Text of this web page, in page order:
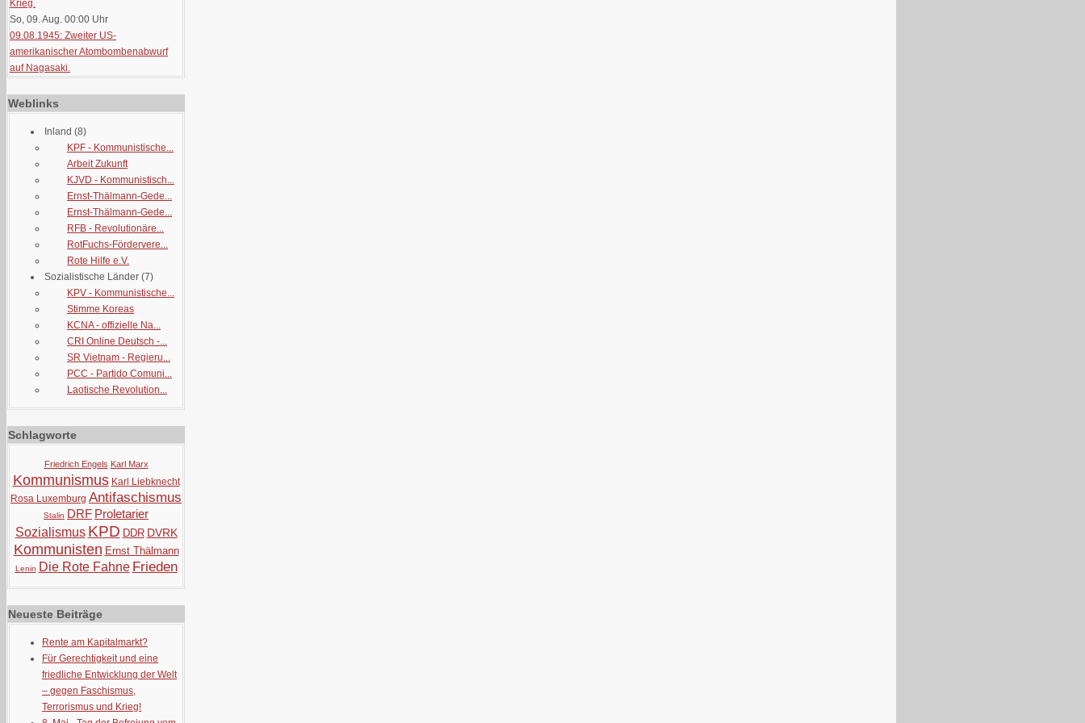
Krieg.
So, 09. Aug. 00:00 Uhr
09.08.1945: Zweiter US-
amerikanischer Atombombenabwurf
auf Nagasaki.
Weblinks
Inland (8)
KPF - Kommunistische...
Arbeit Zukunft
KJVD - Kommunistisch...
Ernst-Thälmann-Gede...
Ernst-Thälmann-Gede...
RFB - Revolutionäre...
RotFuchs-Fördervere...
Rote Hilfe e.V.
Sozialistische Länder (7)
KPV - Kommunistische...
Stimme Koreas
KCNA - offizielle Na...
CRI Online Deutsch -...
SR Vietnam - Regieru...
PCC - Partido Comuni...
Laotische Revolution...
Schlagworte
Friedrich Engels Karl Marx
Kommunismus Karl Liebknecht
Rosa Luxemburg Antifaschismus
Stalin DRF Proletarier
Sozialismus KPD DDR DVRK
Kommunisten Ernst Thälmann
Lenin Die Rote Fahne Frieden
Neueste Beiträge
Rente am Kapitalmarkt?
Für Gerechtigkeit und eine
friedliche Entwicklung der Welt
– gegen Faschismus,
Terrorismus und Krieg!